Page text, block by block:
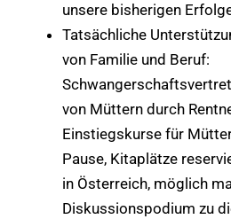
unsere bisherigen
Tatsächliche
von Familie und Beruf:
von Müttern durch
Einstiegskurse für
Pause, Kitaplätze
in Österreich, möglich
Diskussionspodium zu